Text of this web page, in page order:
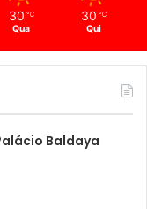
30 ℃
Qua
30 ℃
Qui
Baldaya